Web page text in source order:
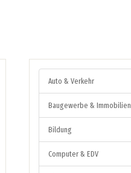
Auto & Verkehr
Baugewerbe & Immobilien
Bildung
Computer & EDV